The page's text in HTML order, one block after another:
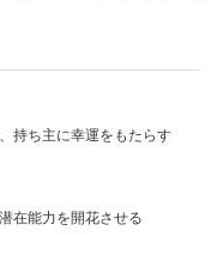
持ち主に幸運をもたらす
在能力を開花させる